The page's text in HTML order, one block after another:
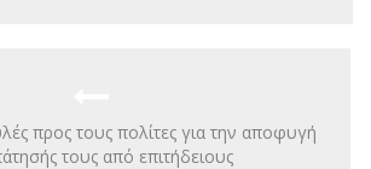
προς τους πολίτες για την αποφυγή
τους από επιτήδειους